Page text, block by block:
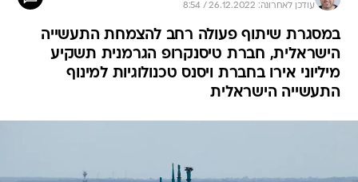
עודכן לאחרונה: 26.12.2022 / 8:54
במסגרת שיתוף פעולה רחב להצמחת התעשייה
הישראלית, חברת טיסנקרופ הגרמנית תשקיע
מיליוני אירו בחברת ויסנס טכנולוגיות למינוף
התעשייה הישראלית